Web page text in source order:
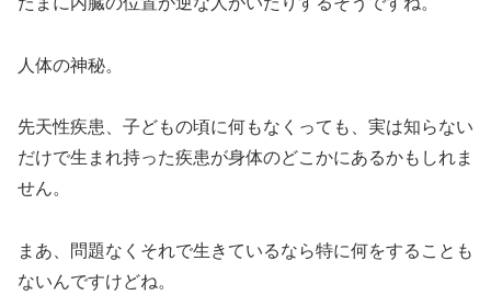
人体の神秘。
先天性疾患、子どもの頃に何もなくっても、実は知らない
だけで生まれ持った疾患が身体のどこかにあるかもしれま
せん。
まあ、問題なくそれで生きているなら特に何をすることも
ないんですけどね。